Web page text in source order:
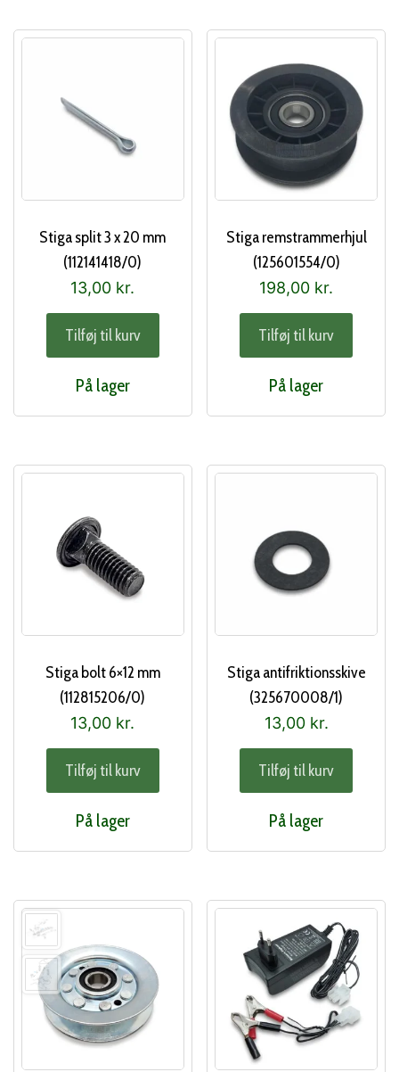
Stiga split 3 x 20 mm
(112141418/0)
13,00 kr.
Tilføj til kurv
På lager
Stiga remstrammerhjul
(125601554/0)
198,00 kr.
Tilføj til kurv
På lager
Stiga bolt 6×12 mm
(112815206/0)
13,00 kr.
Tilføj til kurv
På lager
Stiga antifriktionsskive
(325670008/1)
13,00 kr.
Tilføj til kurv
På lager